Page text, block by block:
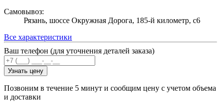
Самовывоз:
Рязань, шоссе Окружная Дорога, 185-й километр, с6
Все характеристики
Ваш телефон (для уточнения деталей заказа)
Узнать цену
Позвоним в течение 5 минут и сообщим цену с учетом объема
и доставки